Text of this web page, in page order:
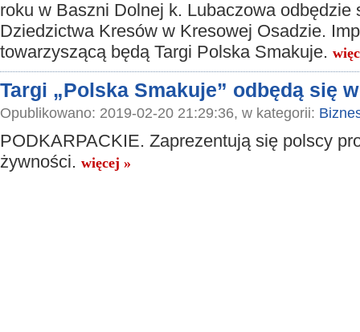
roku w Baszni Dolnej k. Lubaczowa odbędzie
Dziedzictwa Kresów w Kresowej Osadzie.
towarzyszącą będą Targi Polska Smakuje.
Targi „Polska Smakuje” odbędą się
Opublikowano: 2019-02-20 21:29:36, w kategorii:
PODKARPACKIE. Zaprezentują się polscy
żywności. więcej »